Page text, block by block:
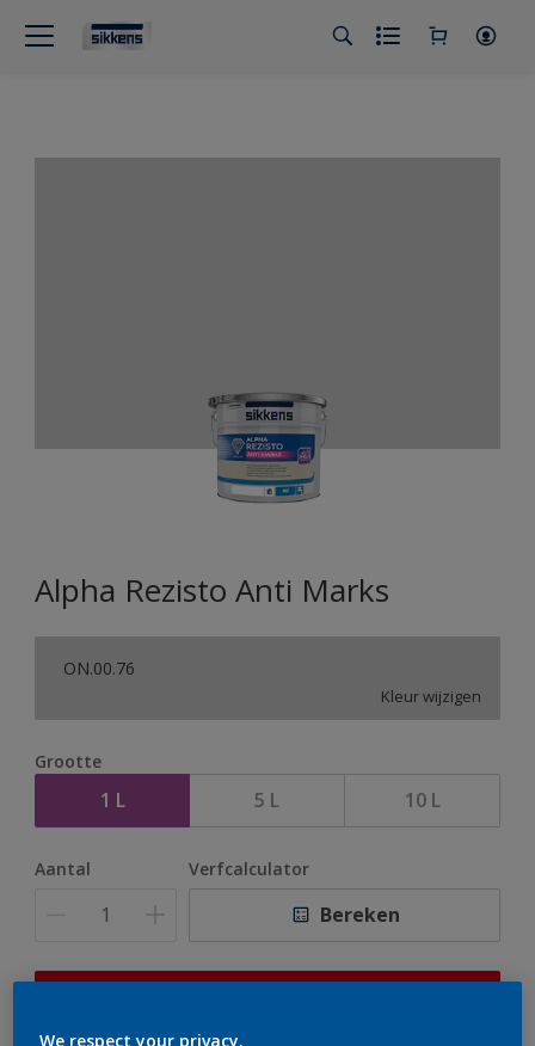
Alpha Rezisto Anti Marks
ON.00.76
Kleur wijzigen
Grootte
1 L 5 L 10 L
Aantal Verfcalculator
Bereken
We respect your privacy.